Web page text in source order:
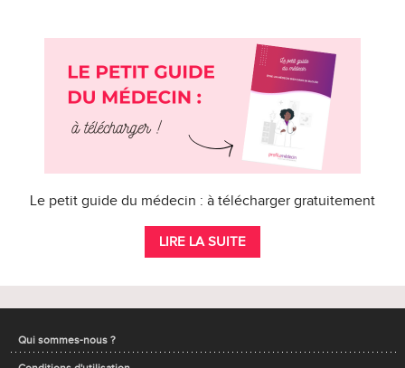
Le petit guide du médecin : à télécharger gratuitement
LIRE LA SUITE
Qui sommes-nous ?